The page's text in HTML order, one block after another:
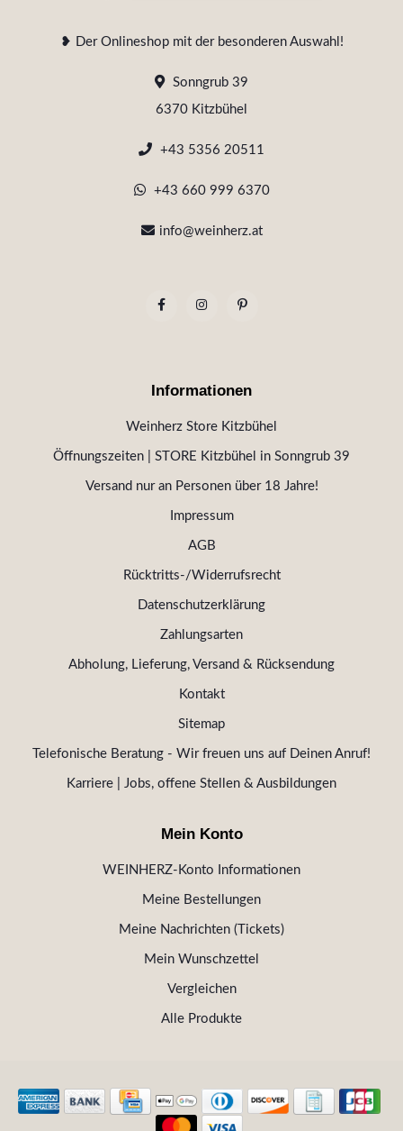
❥ Der Onlineshop mit der besonderen Auswahl!
Sonngrub 39
6370 Kitzbühel
+43 5356 20511
+43 660 999 6370
info@weinherz.at
Informationen
Weinherz Store Kitzbühel
Öffnungszeiten | STORE Kitzbühel in Sonngrub 39
Versand nur an Personen über 18 Jahre!
Impressum
AGB
Rücktritts-/Widerrufsrecht
Datenschutzerklärung
Zahlungsarten
Abholung, Lieferung, Versand & Rücksendung
Kontakt
Sitemap
Telefonische Beratung - Wir freuen uns auf Deinen Anruf!
Karriere | Jobs, offene Stellen & Ausbildungen
Mein Konto
WEINHERZ-Konto Informationen
Meine Bestellungen
Meine Nachrichten (Tickets)
Mein Wunschzettel
Vergleichen
Alle Produkte